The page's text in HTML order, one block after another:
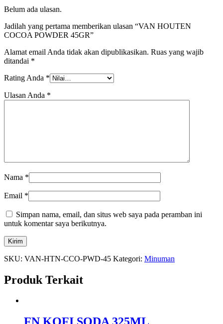
Belum ada ulasan.
Jadilah yang pertama memberikan ulasan “VAN HOUTEN
COCOA POWDER 45GR”
Alamat email Anda tidak akan dipublikasikan. Ruas yang wajib
ditandai *
Rating Anda *
Ulasan Anda *
Nama *
Email *
Simpan nama, email, dan situs web saya pada peramban ini
untuk komentar saya berikutnya.
SKU: VAN-HTN-CCO-PWD-45 Kategori: Minuman
Produk Terkait